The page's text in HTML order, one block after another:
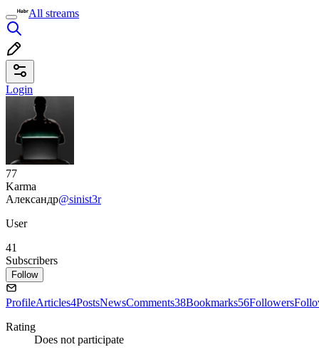
All streams
Login
77
Karma
Александр@sinist3r
User
41
Subscribers
Follow
ProfileArticles4PostsNewsComments38Bookmarks56Followers
Rating
Does not participate